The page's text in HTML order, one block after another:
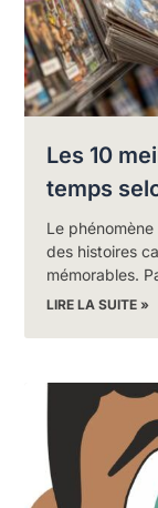
Les 10
temps
Le
des histoires
mémorables.
LIRE LA SUITE »